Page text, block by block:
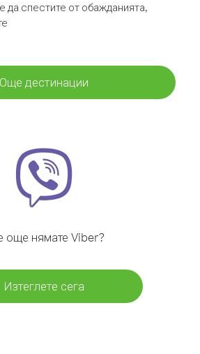
да спестите от обажданията,
Още дестинации
още нямате Viber?
Изтеглете сега